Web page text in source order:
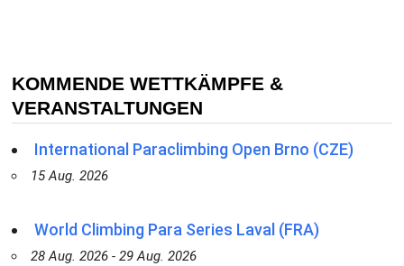
KOMMENDE WETTKÄMPFE &
VERANSTALTUNGEN
International Paraclimbing Open Brno (CZE)
15 Aug. 2026
World Climbing Para Series Laval (FRA)
28 Aug. 2026 - 29 Aug. 2026